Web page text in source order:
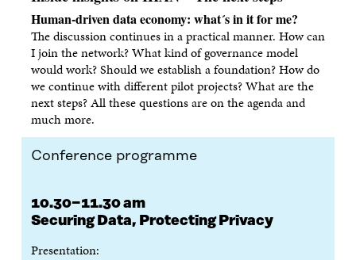
Human-driven data economy: what´s in it for me?
The discussion continues in a practical manner. How can
I join the network? What kind of governance model
would work? Should we establish a foundation? How do
we continue with different pilot projects? What are the
next steps? All these questions are on the agenda and
much more.
Conference programme
10.30−11.30 am
Securing Data, Protecting Privacy
Presentation: